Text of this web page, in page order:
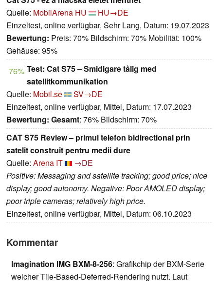
Quelle: MobilArena HU
HU→DE
Einzeltest, online verfügbar, Sehr Lang, Datum: 19.07.2023
Bewertung: Preis: 70% Bildschirm: 70% Mobilität: 100%
Gehäuse: 95%
76% Test: Cat S75 – Smidigare tålig med
satellitkommunikation
Quelle: Mobil.se
SV→DE
Einzeltest, online verfügbar, Mittel, Datum: 17.07.2023
Bewertung: Gesamt: 76% Bildschirm: 70%
CAT S75 Review – primul telefon bidirectional prin
satelit construit pentru medii dure
Quelle: Arena IT
→DE
Positive: Messaging and satellite tracking; good price; nice
display; good autonomy. Negative: Poor AMOLED display;
poor triple cameras; relatively high price.
Einzeltest, online verfügbar, Mittel, Datum: 06.10.2023
Kommentar
Imagination IMG BXM-8-256: Grafikchip der BXM-Serie
welcher Tile-Based-Deferred-Rendering nutzt. Laut